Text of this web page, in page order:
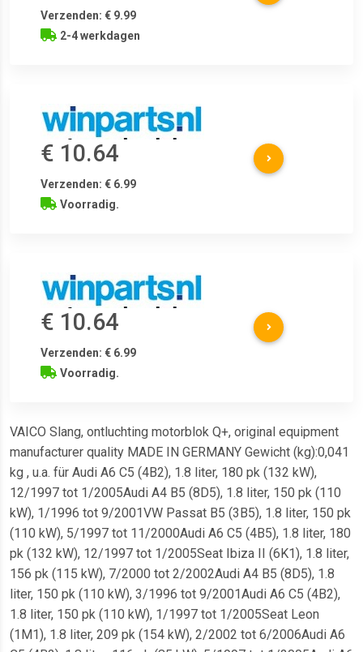
Verzenden: € 9.99
2-4 werkdagen
€ 10.64
Verzenden: € 6.99
Voorradig.
€ 10.64
Verzenden: € 6.99
Voorradig.
VAICO Slang, ontluchting motorblok Q+, original equipment
manufacturer quality MADE IN GERMANY Gewicht (kg):0,041
kg , u.a. für Audi A6 C5 (4B2), 1.8 liter, 180 pk (132 kW),
12/1997 tot 1/2005Audi A4 B5 (8D5), 1.8 liter, 150 pk (110
kW), 1/1996 tot 9/2001VW Passat B5 (3B5), 1.8 liter, 150 pk
(110 kW), 5/1997 tot 11/2000Audi A6 C5 (4B5), 1.8 liter, 180
pk (132 kW), 12/1997 tot 1/2005Seat Ibiza II (6K1), 1.8 liter,
156 pk (115 kW), 7/2000 tot 2/2002Audi A4 B5 (8D5), 1.8
liter, 150 pk (110 kW), 3/1996 tot 9/2001Audi A6 C5 (4B2),
1.8 liter, 150 pk (110 kW), 1/1997 tot 1/2005Seat Leon
(1M1), 1.8 liter, 209 pk (154 kW), 2/2002 tot 6/2006Audi A6